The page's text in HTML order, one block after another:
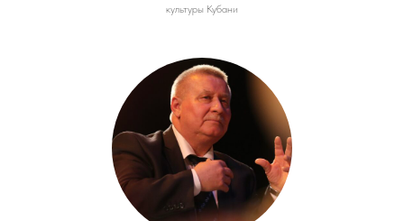
культуры Кубани